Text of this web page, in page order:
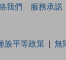
我們 服務承諾
族平等政策 無